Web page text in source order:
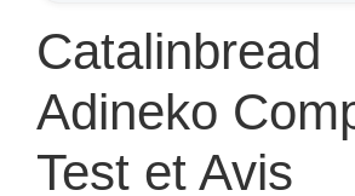
Catalinbread
Adineko
Test et Avis